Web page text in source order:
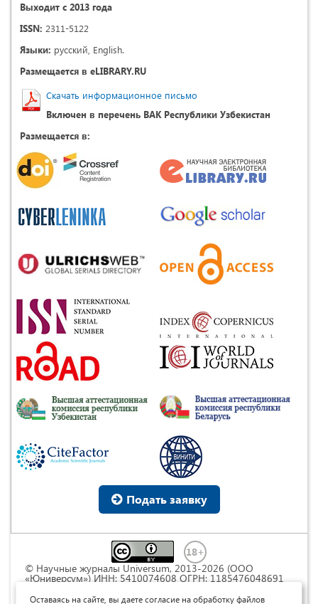
Выходит с 2013 года
ISSN: 2311-5122
Языки: русский, English.
Размещается в eLIBRARY.RU
Скачать информационное письмо
Включен в перечень ВАК Республики Узбекистан
Размещается в:
Подать заявку
© Научные журналы Universum, 2013-2026 (ООО
«Юниверсум») ИНН: 5410074608 ОГРН: 1185476048691
Commons « Attribution» («Атрибуция») 4.0
Оставаясь на сайте, вы даете согласие на обработку файлов